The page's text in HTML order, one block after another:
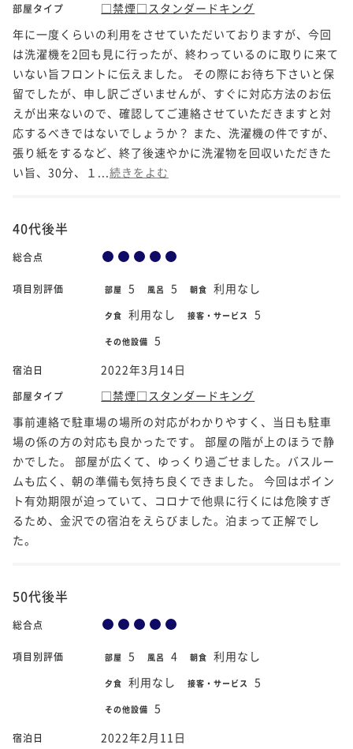
部屋タイプ
□禁煙□スタンダードキング
年に一度くらいの利用をさせていただいておりますが、今回
は洗濯機を2回も見に行ったが、終わっているのに取りに来て
いない旨フロントに伝えました。 その際にお待ち下さいと保
留でしたが、申し訳ございませんが、すぐに対応方法のお伝
えが出来ないので、確認してご連絡させていただきますと対
応するべきではないでしょうか？ また、洗濯機の件ですが、
張り紙をするなど、終了後速やかに洗濯物を回収いただきた
い旨、30分、１... 続きをよむ
40代後半
総合点
項目別評価 部屋 5 風呂 5 朝食 利用なし
夕食 利用なし 接客・サービス 5
その他設備 5
宿泊日 2022年3月14日
部屋タイプ
□禁煙□スタンダードキング
事前連絡で駐車場の場所の対応がわかりやすく、当日も駐車
場の係の方の対応も良かったです。 部屋の階が上のほうで静
かでした。 部屋が広くて、ゆっくり過ごせました。バスルー
ムも広く、朝の準備も気持ち良くできました。 今回はポイン
ト有効期限が迫っていて、コロナで他県に行くには危険すぎ
るため、金沢での宿泊をえらびました。泊まって正解でし
た。
50代後半
総合点
項目別評価 部屋 5 風呂 4 朝食 利用なし
夕食 利用なし 接客・サービス 5
その他設備 5
宿泊日 2022年2月11日